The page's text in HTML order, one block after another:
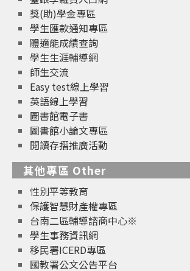
獎(助)學金專區
學生匯款通知專區
體適能成績查詢
學生生涯輔導網
師生交流
Easy test線上學習
英語線上學習
圖書館電子書
圖書館小論文專區
閱讀存摺推廣活動
其他專區 Other
性別平等教育
保護智慧財產權專區
台南二區輔導諮商中心※
學生事務資訊網
移民署ICERD專區
國教署公文公告平台